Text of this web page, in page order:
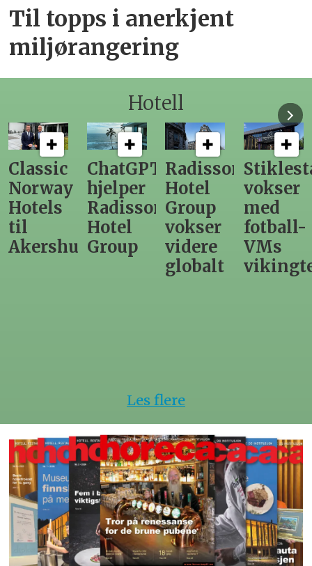
Til topps i anerkjent
miljørangering
Hotell
ChatGPT
hjelper
Radisson
Hotel
Group
Radisson
Hotel
Group
vokser
videre
Stiklestad
vokser
med
fotball-
VMs
vikingtematikk
Fra
direktør
til
nytt
Les flere